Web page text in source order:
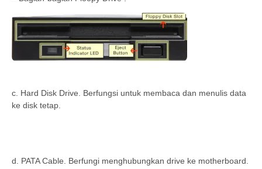
c. Hard Disk Drive. Berfungsi untuk membaca dan menulis data
ke disk tetap.
d. PATA Cable. Berfungi menghubungkan drive ke motherboard.